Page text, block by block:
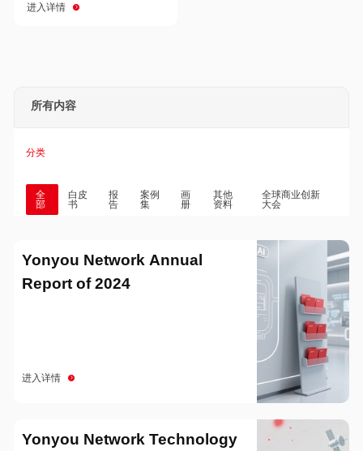
进入详情
所有内容
分类
全
部
白皮
书
报
告
案例
集
画
册
其他
资料
全球商业创新
大会
Yonyou Network Annual
Report of 2024
进入详情
Yonyou Network Technology